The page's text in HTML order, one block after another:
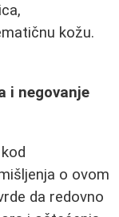
kožu.
i negovanje
o ovom
da redovno